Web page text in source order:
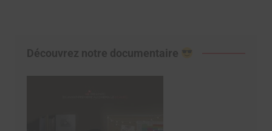
Découvrez notre documentaire